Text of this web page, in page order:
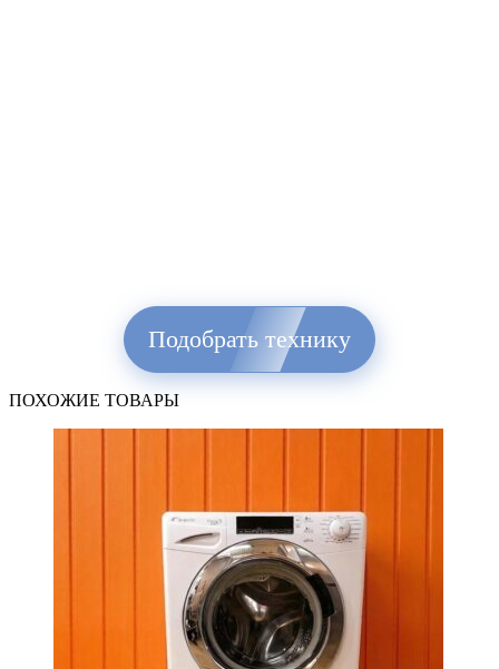
Подобрать технику
ПОХОЖИЕ ТОВАРЫ